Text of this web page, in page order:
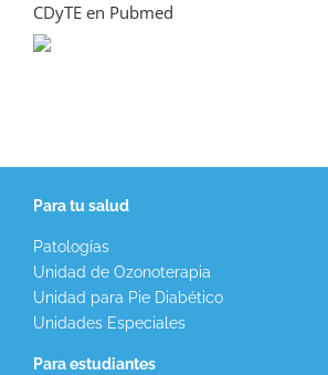
CDyTE en Pubmed
Para tu salud
Patologías
Unidad de Ozonoterapia
Unidad para Pie Diabético
Unidades Especiales
Para estudiantes